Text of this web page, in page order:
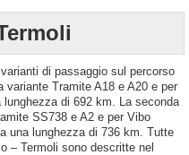
di passaggio sul percorso
Tramite A18 e A20 e per
di 692 km. La seconda
SS738 e A2 e per Vibo
una lunghezza di 736 km. Tutte
– Termoli sono descritte nel